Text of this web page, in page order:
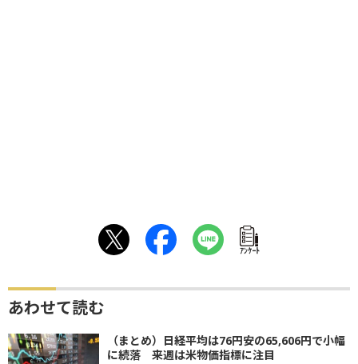
ｱﾝｹｰﾄ
あわせて読む
（まとめ）日経平均は76円安の65,606円で小幅
に続落 来週は米物価指標に注目